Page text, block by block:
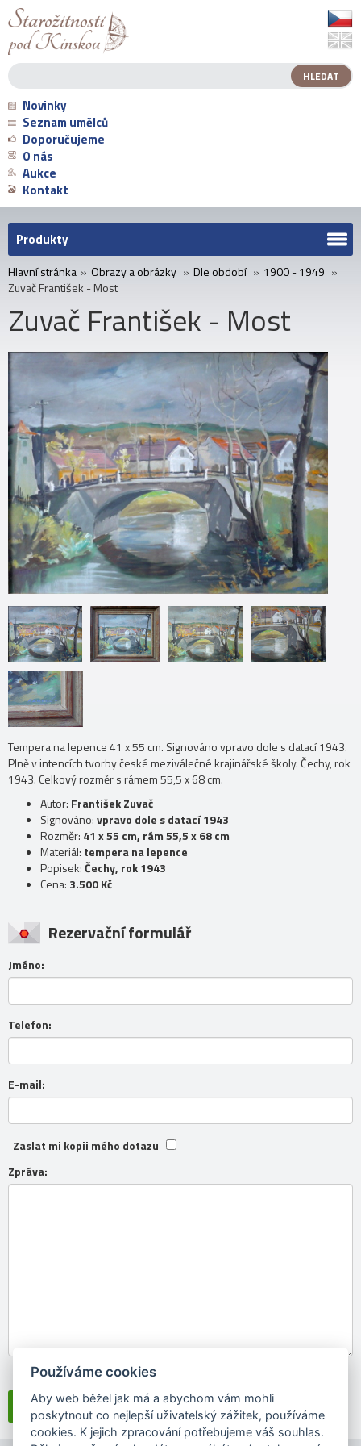
Novinky
Seznam umělců
Doporučujeme
O nás
Aukce
Kontakt
Produkty
Hlavní stránka » Obrazy a obrázky » Dle období » 1900 - 1949 »
Zuvač František - Most
Zuvač František - Most
Tempera na lepence 41 x 55 cm. Signováno vpravo dole s datací 1943.
Plně v intencích tvorby české meziválečné krajinářské školy. Čechy, rok
1943. Celkový rozměr s rámem 55,5 x 68 cm.
Autor: František Zuvač
Signováno:vpravo dole s datací 1943
Rozměr: 41 x 55 cm, rám 55,5 x 68 cm
Materiál: tempera na lepence
Popisek:Čechy, rok 1943
Cena: 3.500 Kč
Rezervační formulář
Jméno:
Telefon:
E-mail:
Zaslat mi kopii mého dotazu
Zpráva:
Souhlasím sezpracováním osobních údajů
Používáme cookies
Aby web běžel jak má a abychom vám mohli
poskytnout co nejlepší uživatelský zážitek, používáme
cookies. K jejich zpracování potřebujeme váš souhlas.